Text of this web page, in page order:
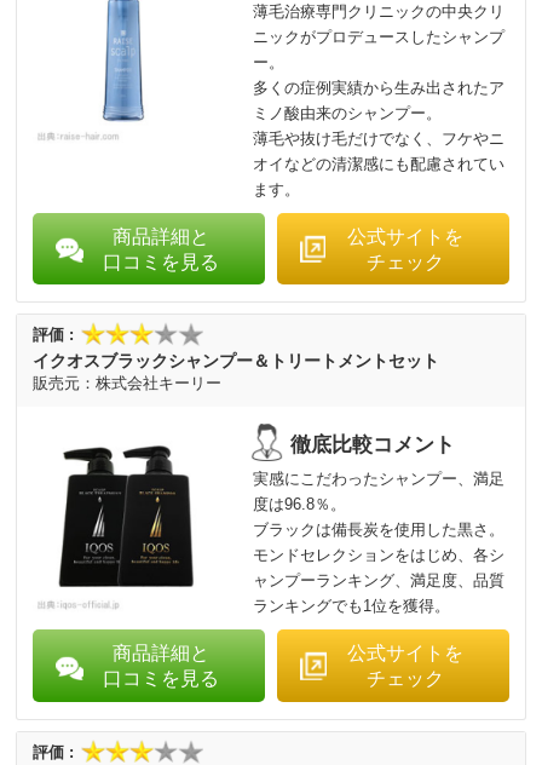
薄毛治療専門クリニックの中央クリ
ニックがプロデュースしたシャンプ
ー。
多くの症例実績から生み出されたア
ミノ酸由来のシャンプー。
薄毛や抜け毛だけでなく、フケやニ
オイなどの清潔感にも配慮されてい
ます。
商品詳細と
口コミを見る
公式サイトを
チェック
イクオスブラックシャンプー＆トリートメントセット
株式会社キーリー
実感にこだわったシャンプー、満足
度は96.8％。
ブラックは備長炭を使用した黒さ。
モンドセレクションをはじめ、各シ
ャンプーランキング、満足度、品質
ランキングでも1位を獲得。
商品詳細と
口コミを見る
公式サイトを
チェック